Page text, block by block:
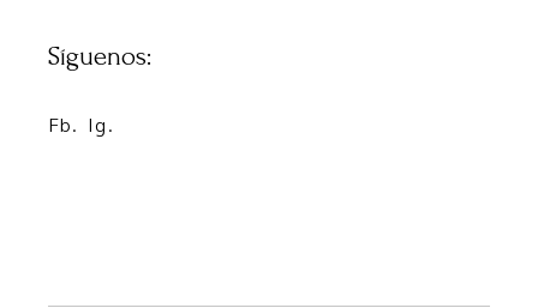
Síguenos:
Fb. Ig.